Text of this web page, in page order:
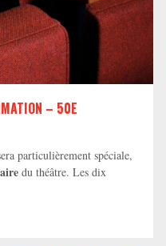
– 50E
particulièrement spéciale,
du théâtre. Les dix